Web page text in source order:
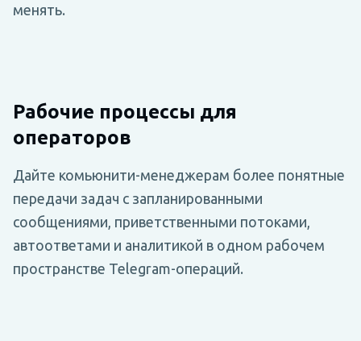
менять.
Рабочие процессы для
операторов
Дайте комьюнити-менеджерам более понятные
передачи задач с запланированными
сообщениями, приветственными потоками,
автоответами и аналитикой в одном рабочем
пространстве Telegram-операций.